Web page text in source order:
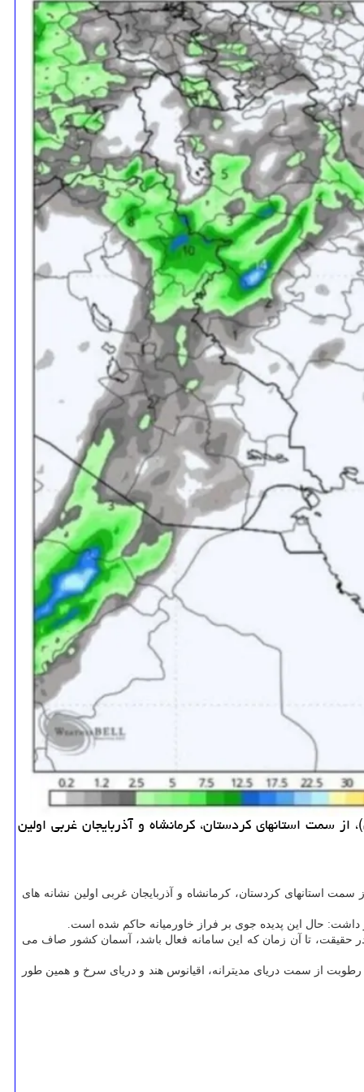
کارشناس هواشناسی اظهار داشت: بررسی آخرین داده های هواشناسی نشان داده است از روز شنبه (۲۴ آبان)، از سمت استانهای کردستان، کرمانشاه و آذربایجان غربی اولین
از خبر آنلاین، کارشناس هواشناسی اظهار داشت: بررسی آخرین داده های هواشناسی نشان میدهد از روز شنبه (۲۴ آبان)، از سمت استانهای کردستان، کرمانشاه و آذربایجان غربی اولین نشانه های
حال این پدیده جوی بر فراز خاورمیانه حاکم شده است.
حقیقت، تا آن زمان که این سامانه فعال باشد، آسمان کشور صاف می
از سمت دریای مدیترانه، اقیانوس هند و دریای سرخ و همین طور